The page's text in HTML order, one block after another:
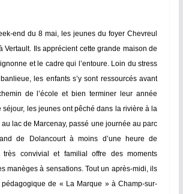
end du 8 mai, les jeunes du foyer Chevreul
Vertault. Ils apprécient cette grande maison de
et le cadre qui l’entoure. Loin du stress
les enfants s’y sont ressourcés avant
de l’école et bien terminer leur année
séjour, les jeunes ont pêché dans la rivière à la
lac de Marcenay, passé une journée au parc
de Dolancourt à moins d’une heure de
très convivial et familial offre des moments
manèges à sensations.Tout un après-midi, ils
de « La Marque » à Champ-sur-